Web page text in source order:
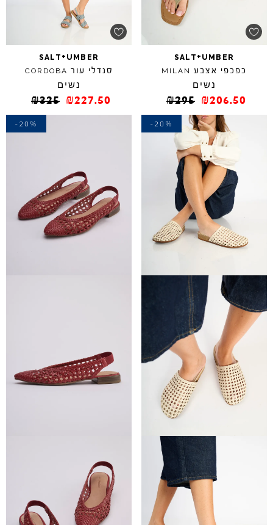
SALT + UMBER
כפכפי אצבע MILAN
נשים
₪295 ₪206.50
SALT + UMBER
סנדלי עור CORDOBA
נשים
₪325 ₪227.50
-20%
-20%